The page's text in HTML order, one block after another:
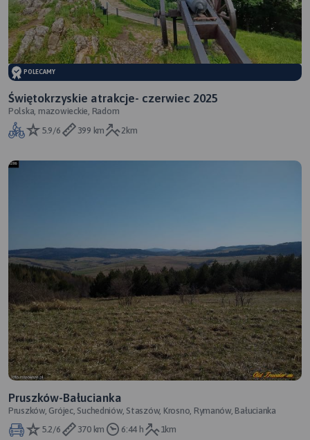
POLECAMY
Świętokrzyskie atrakcje- czerwiec 2025
Polska, mazowieckie, Radom
5.9/6
399 km 2km
Pruszków-Bałucianka
Pruszków, Grójec, Suchedniów, Staszów, Krosno, Rymanów, Bałucianka
5.2/6
370 km 6:44 h 1km